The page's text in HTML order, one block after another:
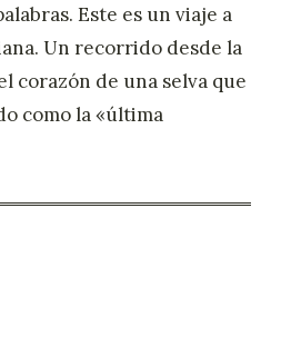
Este es un viaje a
Un recorrido desde la
corazón de una selva que
como la «última